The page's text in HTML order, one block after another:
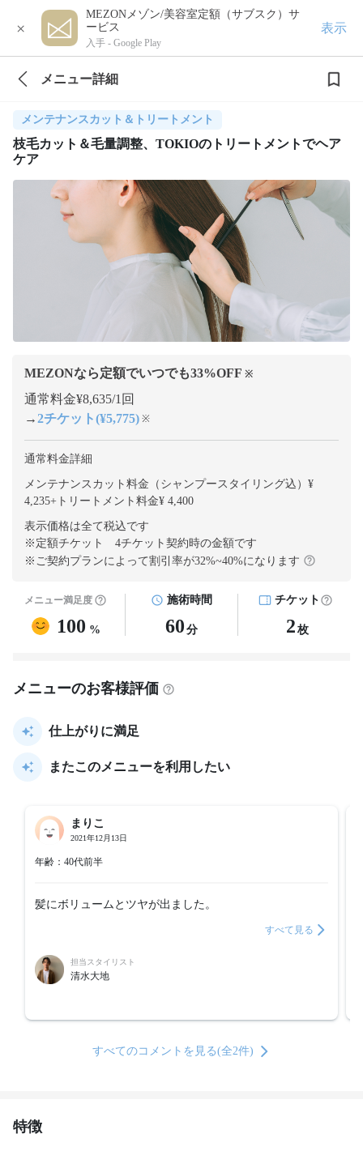
×
MEZONメゾン/美容室定額（サブスク）サ
ービス
入手 - Google Play
表示
メニュー詳細
メンテナンスカット＆トリートメント
枝毛カット＆毛量調整、TOKIOのトリートメントでヘア
ケア
MEZONなら定額でいつでも33%OFF ※
通常料金¥8,635/1回
→2チケット(¥5,775) ※
通常料金詳細
メンテナンスカット料金（シャンプースタイリング込）¥
4,235+ トリートメント料金¥ 4,400
表示価格は全て税込です
※定額チケット 4チケット契約時の金額です
※ご契約プランによって割引率が32%~40%になります
メニュー満足度
100 %
施術時間
60 分
チケット
2 枚
メニューのお客様評価
仕上がりに満足
またこのメニューを利用したい
まりこ
2021年12月13日
年齢：40代前半
髪にボリュームとツヤが出ました。
すべて見る
担当スタイリスト
清水大地
すべてのコメントを見る(全2件)
特徴